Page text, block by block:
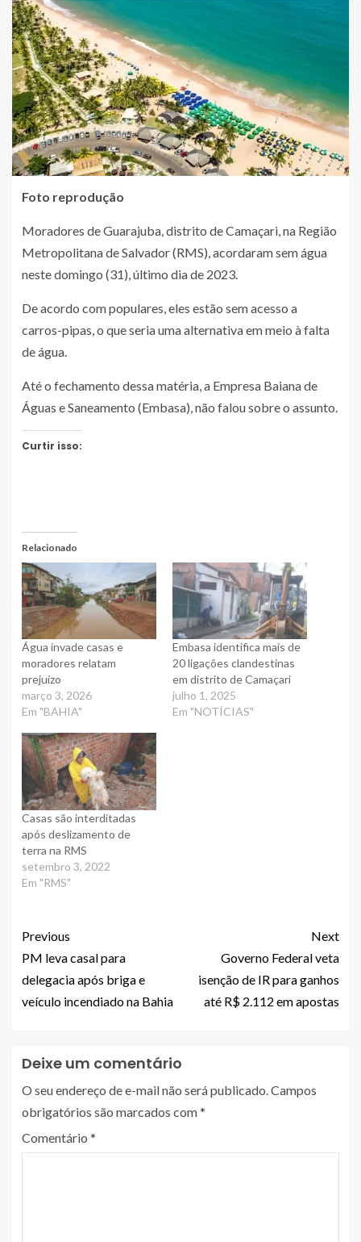
Foto reprodução
Moradores de Guarajuba, distrito de Camaçari, na Região
Metropolitana de Salvador (RMS), acordaram sem água
neste domingo (31), último dia de 2023.
De acordo com populares, eles estão sem acesso a
carros-pipas, o que seria uma alternativa em meio à falta
de água.
Até o fechamento dessa matéria, a Empresa Baiana de
Águas e Saneamento (Embasa), não falou sobre o assunto.
Curtir isso:
Relacionado
Água invade casas e
moradores relatam
prejuízo
março 3, 2026
Em "BAHIA"
Embasa identifica mais de
20 ligações clandestinas
em distrito de Camaçari
julho 1, 2025
Em "NOTÍCIAS"
Casas são interditadas
após deslizamento de
terra na RMS
setembro 3, 2022
Em "RMS"
Previous
PM leva casal para
delegacia após briga e
veículo incendiado na Bahia
Next
Governo Federal veta
isenção de IR para ganhos
até R$ 2.112 em apostas
Deixe um comentário
O seu endereço de e-mail não será publicado.Campos
obrigatórios são marcados com*
Comentário *